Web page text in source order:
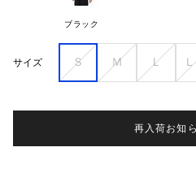
ブラック
サイズ Ｓ Ｍ Ｌ
再入荷お知